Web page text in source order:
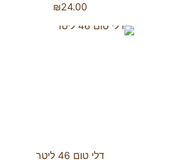
₪24.00
דלי טום 46 ליטר